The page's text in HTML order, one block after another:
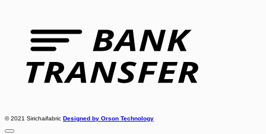
© 2021 Sirichaifabric Designed by Orson Technology